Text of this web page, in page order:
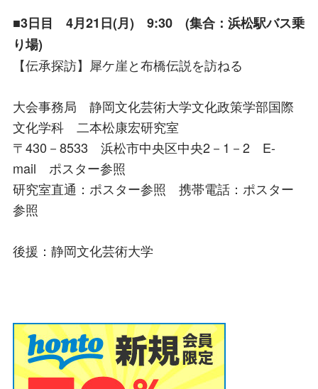
■3日目 4月21日(月) 9:30 (集合：浜松駅バス乗
り場)
【伝承探訪】犀ケ崖と布橋伝説を訪ねる
大会事務局 静岡文化芸術大学文化政策学部国際
文化学科 二本松康宏研究室
〒430－8533 浜松市中央区中央2－1－2 E-
mail ポスター参照
研究室直通：ポスター参照 携帯電話：ポスター
参照
後援：静岡文化芸術大学